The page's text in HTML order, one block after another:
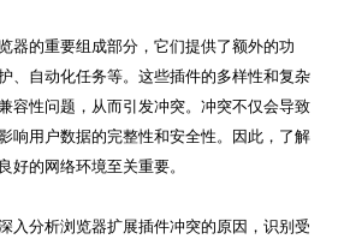
器的重要组成部分，它们提供了额外的功
、自动化任务等。这些插件的多样性和复杂
容性问题，从而引发冲突。冲突不仅会导致
响用户数据的完整性和安全性。因此，了解
好的网络环境至关重要。
入分析浏览器扩展插件冲突的原因，识别受